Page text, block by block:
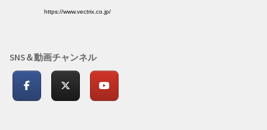
https://www.vectrix.co.jp/
SNS＆動画チャンネル